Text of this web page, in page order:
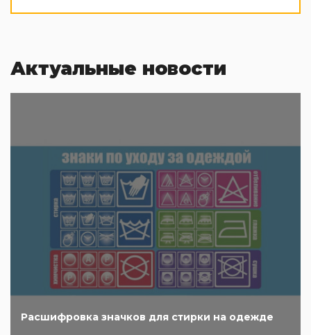
Актуальные новости
Расшифровка значков для стирки на одежде